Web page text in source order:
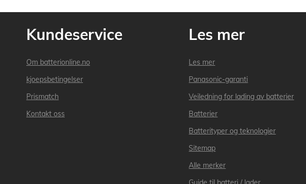
Kundeservice
Om batterionline.no
kjoepsbetingelser
Prismatch
Kontakt oss
Les mer
Les mer
Panasonic-garanti
Veiledning for lading av batterier
Batterier
Batterityper og teknologier
Sitemap
Alle merker